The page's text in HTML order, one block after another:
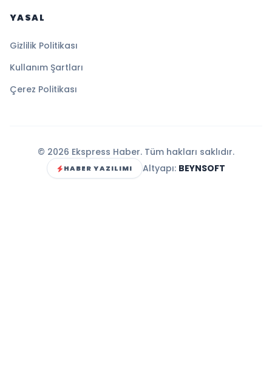
YASAL
Gizlilik Politikası
Kullanım Şartları
Çerez Politikası
© 2026 Ekspress Haber. Tüm hakları saklıdır.
HABER YAZILIMI Altyapı: BEYNSOFT